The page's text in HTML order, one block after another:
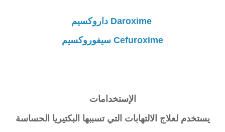
Daroxime داروكسيم
Cefuroxime سيفوروكسيم
الإستخدامات
يستخدم لعلاج الالتهابات التي تسببها البكتيريا الحساسة